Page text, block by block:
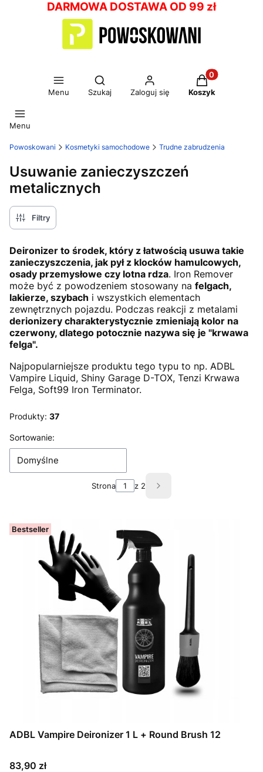
DARMOWA DOSTAWA OD 99 zł
Menu
Otwórz wyszukiwarkę
Szukaj Zaloguj się
Produkty w
Koszyk
Menu
Powoskowani Kosmetyki samochodowe Trudne zabrudzenia
Usuwanie zanieczyszczeń
metalicznych
Filtry
Deironizer to środek, który z łatwością usuwa takie
zanieczyszczenia, jak pył z klocków hamulcowych,
osady przemysłowe czy lotna rdza. Iron Remover
może być z powodzeniem stosowany na felgach,
lakierze, szybach i wszystkich elementach
zewnętrznych pojazdu. Podczas reakcji z metalami
derionizery charakterystycznie zmieniają kolor na
czerwony, dlatego potocznie nazywa się je "krwawa
felga".
Najpopularniejsze produktu tego typu to np. ADBL
Vampire Liquid, Shiny Garage D-TOX, Tenzi Krwawa
Felga, Soft99 Iron Terminator.
Produkty: 37
Lista produktów
Sortowanie:
Domyślne
Strona z 2 Następne produkty
Bestseller
ADBL Vampire Deironizer 1 L + Round Brush 12
Cena
83,90 zł